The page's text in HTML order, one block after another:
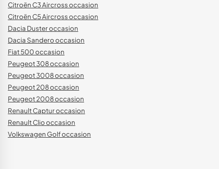
Citroën C3 Aircross occasion
Citroën C5 Aircross occasion
Dacia Duster occasion
Dacia Sandero occasion
Fiat 500 occasion
Peugeot 308 occasion
Peugeot 3008 occasion
Peugeot 208 occasion
Peugeot 2008 occasion
Renault Captur occasion
Renault Clio occasion
Volkswagen Golf occasion